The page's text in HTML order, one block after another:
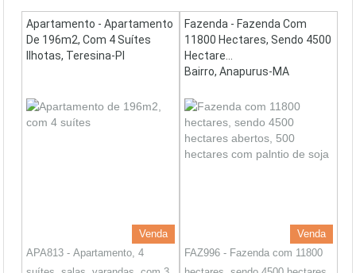
Apartamento - Apartamento
De 196m2, Com 4 Suítes
Ilhotas, Teresina-PI
Venda
APA813 - Apartamento, 4
Fazenda - Fazenda Com
11800 Hectares, Sendo 4500
Hectare...
Bairro, Anapurus-MA
Venda
FAZ996 - Fazenda com 11800